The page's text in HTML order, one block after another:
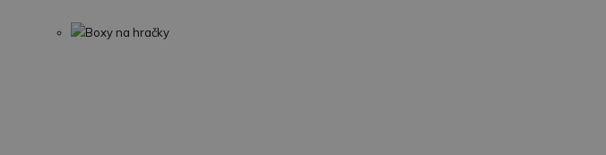
Boxy na hračky